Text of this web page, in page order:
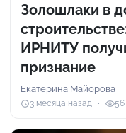
Золошлаки в
ИРНИТУ
признание
Екатерина Майорова
3 месяца назад 56